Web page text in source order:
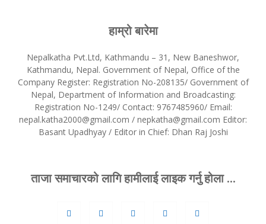
हाम्रो बारेमा
Nepalkatha Pvt.Ltd, Kathmandu – 31, New Baneshwor,
Kathmandu, Nepal. Government of Nepal, Office of the
Company Register: Registration No-208135/ Government of
Nepal, Department of Information and Broadcasting:
Registration No-1249/ Contact: 9767485960/ Email:
nepal.katha2000@gmail.com / nepkatha@gmail.com Editor:
Basant Upadhyay / Editor in Chief: Dhan Raj Joshi
ताजा समाचारको लागि हामीलाई लाइक गर्नु होला ...